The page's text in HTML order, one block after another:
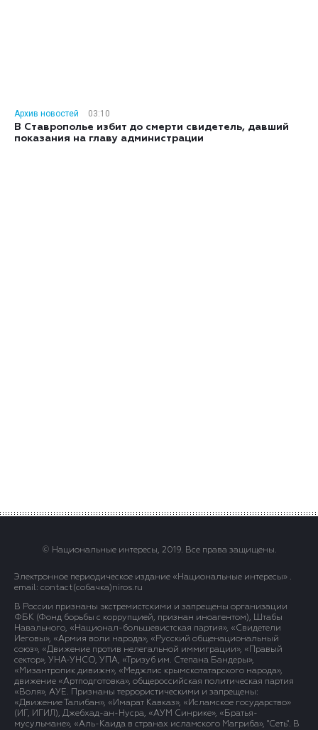
Архив новостей
03:10
В Ставрополье избит до смерти свидетель, давший
показания на главу администрации
© Национальные интересы, 2019. Все права защищены.
Электронное периодическое издание «Национальные интересы» .
email: contact(сoбaчка)niros.ru
В России признаны экстремистскими и запрещены организации
ФБК (Фонд борьбы с коррупцией, признан иноагентом), Штабы
Навального, «Национал-большевистская партия», «Свидетели
Иеговы», «Армия воли народа», «Русский общенациональный
союз», «Движение против нелегальной иммиграции», «Правый
сектор», УНА-УНСО, УПА, «Тризуб им. Степана Бандеры»,
«Мизантропик дивижн», «Меджлис крымскотатарского народа»,
движение «Артподготовка», общероссийская политическая партия
«Воля», АУЕ. Признаны террористическими и запрещены:
«Движение Талибан», «Имарат Кавказ», «Исламское государство»
(ИГ, ИГИЛ), Джебхад-ан-Нусра, «АУМ Синрике», «Братья-
мусульмане», «Аль-Каида в странах исламского Магриба», "Сеть". В